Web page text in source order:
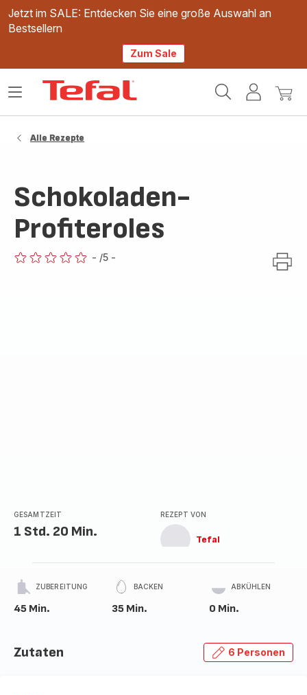
Jetzt im SALE: Entdecken Sie eine große Auswahl an
Bestsellern
Zum Sale
Mein
Mein
Das
Alle Rezepte
Schokoladen-
Profiteroles
- /5 -
GESAMTZEIT
1 Std. 20 Min.
REZEPT VON
Tefal
ZUBEREITUNG
45 Min.
BACKEN
35 Min.
ABKÜHLEN
0 Min.
Zutaten 6 Personen